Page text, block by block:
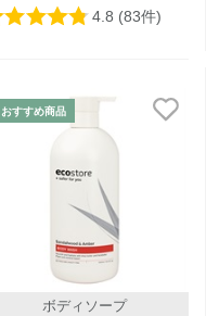
おすすめ商品
ボディソープ